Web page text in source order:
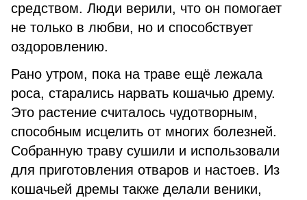
средством. Люди верили, что он помогает
не только в любви, но и способствует
оздоровлению.
Рано утром, пока на траве ещё лежала
роса, старались нарвать кошачью дрему.
Это растение считалось чудотворным,
способным исцелить от многих болезней.
Собранную траву сушили и использовали
для приготовления отваров и настоев. Из
кошачьей дремы также делали веники,